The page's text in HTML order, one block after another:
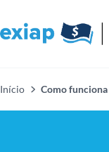
Início Como funciona